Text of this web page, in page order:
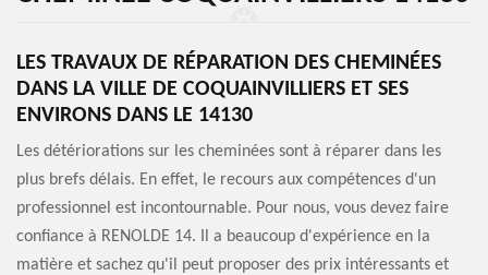
LES TRAVAUX DE RÉPARATION DES CHEMINÉES
DANS LA VILLE DE COQUAINVILLIERS ET SES
ENVIRONS DANS LE 14130
Les détériorations sur les cheminées sont à réparer dans les
plus brefs délais. En effet, le recours aux compétences d'un
professionnel est incontournable. Pour nous, vous devez faire
confiance à RENOLDE 14. Il a beaucoup d'expérience en la
matière et sachez qu'il peut proposer des prix intéressants et